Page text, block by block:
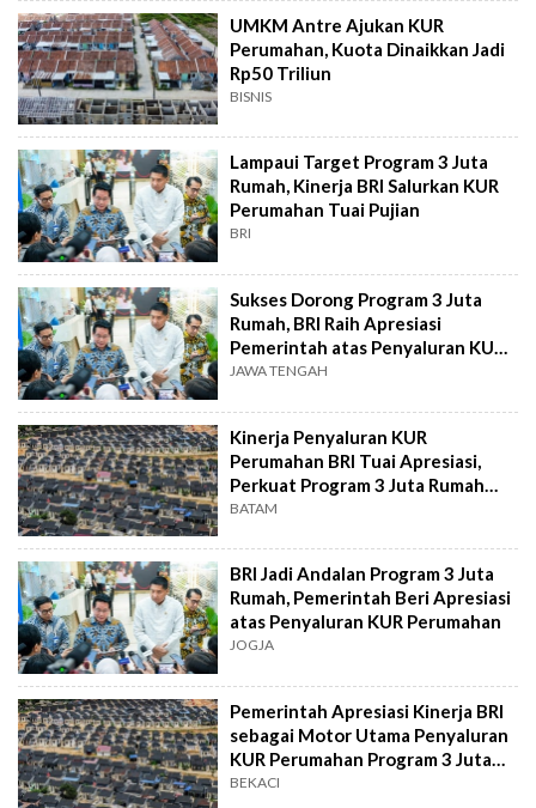
UMKM Antre Ajukan KUR
Perumahan, Kuota Dinaikkan Jadi
Rp50 Triliun
BISNIS
Lampaui Target Program 3 Juta
Rumah, Kinerja BRI Salurkan KUR
Perumahan Tuai Pujian
BRI
Sukses Dorong Program 3 Juta
Rumah, BRI Raih Apresiasi
Pemerintah atas Penyaluran KUR
Perumahan
JAWA TENGAH
Kinerja Penyaluran KUR
Perumahan BRI Tuai Apresiasi,
Perkuat Program 3 Juta Rumah
Pemerintah
BATAM
BRI Jadi Andalan Program 3 Juta
Rumah, Pemerintah Beri Apresiasi
atas Penyaluran KUR Perumahan
JOGJA
Pemerintah Apresiasi Kinerja BRI
sebagai Motor Utama Penyaluran
KUR Perumahan Program 3 Juta
Rumah
BEKACI